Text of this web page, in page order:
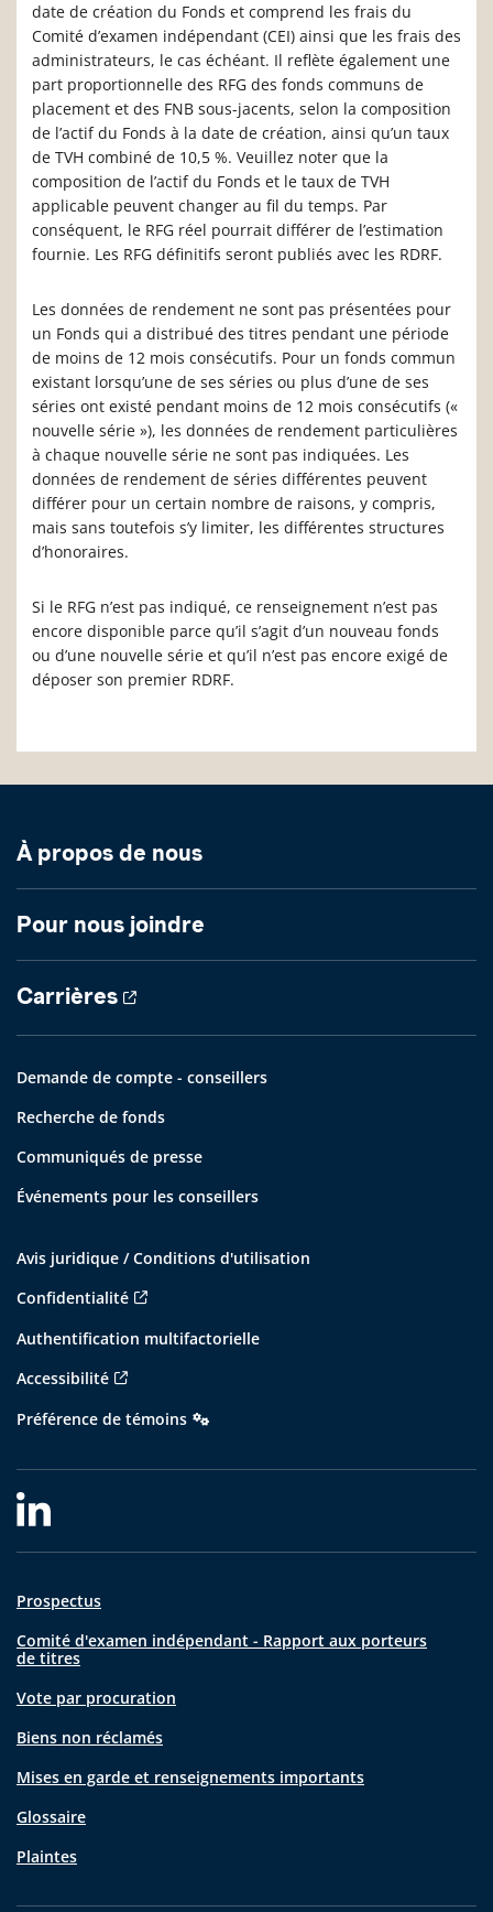
date de création du Fonds et comprend les frais du
Comité d’examen indépendant (CEI) ainsi que les frais des
administrateurs, le cas échéant. Il reflète également une
part proportionnelle des RFG des fonds communs de
placement et des FNB sous-jacents, selon la composition
de l’actif du Fonds à la date de création, ainsi qu’un taux
de TVH combiné de 10,5 %. Veuillez noter que la
composition de l’actif du Fonds et le taux de TVH
applicable peuvent changer au fil du temps. Par
conséquent, le RFG réel pourrait différer de l’estimation
fournie. Les RFG définitifs seront publiés avec les RDRF.
Les données de rendement ne sont pas présentées pour
un Fonds qui a distribué des titres pendant une période
de moins de 12 mois consécutifs. Pour un fonds commun
existant lorsqu’une de ses séries ou plus d’une de ses
séries ont existé pendant moins de 12 mois consécutifs («
nouvelle série »), les données de rendement particulières
à chaque nouvelle série ne sont pas indiquées. Les
données de rendement de séries différentes peuvent
différer pour un certain nombre de raisons, y compris,
mais sans toutefois s’y limiter, les différentes structures
d’honoraires.
Si le RFG n’est pas indiqué, ce renseignement n’est pas
encore disponible parce qu’il s’agit d’un nouveau fonds
ou d’une nouvelle série et qu’il n’est pas encore exigé de
déposer son premier RDRF.
À propos de nous
Pour nous joindre
Carrières
Demande de compte - conseillers
Recherche de fonds
Communiqués de presse
Événements pour les conseillers
Avis juridique / Conditions d'utilisation
Confidentialité
Authentification multifactorielle
Accessibilité
Préférence de témoins
Prospectus
Comité d'examen indépendant - Rapport aux porteurs
de titres
Vote par procuration
Biens non réclamés
Mises en garde et renseignements importants
Glossaire
Plaintes